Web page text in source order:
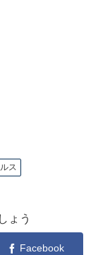
ス
ょう
Facebook